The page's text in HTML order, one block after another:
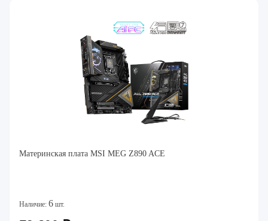
Материнская плата MSI MEG Z890 ACE
Наличие: 6 шт.